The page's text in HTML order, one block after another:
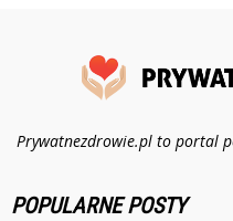
Prywatnezdrowie.pl to portal
POPULARNE POSTY